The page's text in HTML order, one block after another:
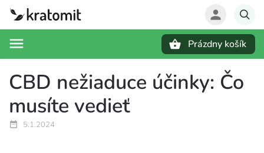
Prázdny košík
CBD nežiaduce účinky: Čo
musíte vedieť
5.1.2024